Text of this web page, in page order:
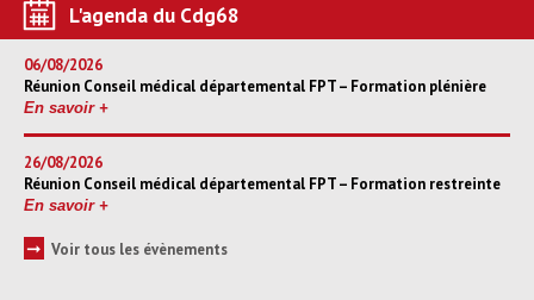
L'agenda du Cdg68
06/08/2026
Réunion Conseil médical départemental FPT – Formation plénière
En savoir +
26/08/2026
Réunion Conseil médical départemental FPT – Formation restreinte
En savoir +
➞ Voir tous les évènements